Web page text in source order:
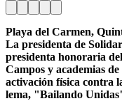
Playa del Carmen,
La presidenta de
presidenta honoraria
Campos y academias
activación física contra
lema, "Bailando